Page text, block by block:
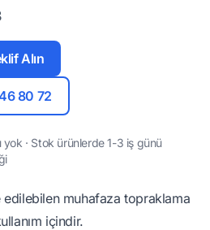
Alın
80 72
· Stok ürünlerde 1-3 iş günü
edilebilen muhafaza topraklama
içindir.